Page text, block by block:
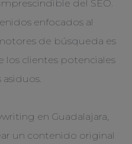
del SEO.
enfocados al
de búsqueda es
los clientes potenciales
asiduos.
en Guadalajara,
un contenido original